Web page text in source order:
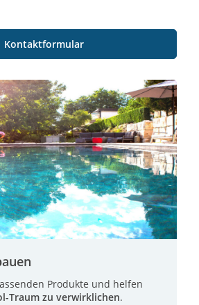
Kontaktformular
Produkte und helfen
Traum zu verwirklichen.